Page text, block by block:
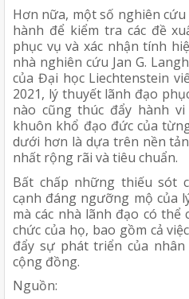
Hơn nữa, một số nghiên
hành để kiểm tra các đề
phục vụ và xác nhận tính
nhà nghiên cứu Jan G.
của Đại học Liechtenstein
2021, lý thuyết lãnh đạo
nào cũng thúc đẩy hành
khuôn khổ đạo đức của
dưới hơn là dựa trên nền
nhất rộng rãi và tiêu chuẩn.
Bất chấp những thiếu sót
cạnh đáng ngưỡng mộ của
mà các nhà lãnh đạo có
chức của họ, bao gồm cả
đẩy sự phát triển của
cộng đồng.
Nguồn: